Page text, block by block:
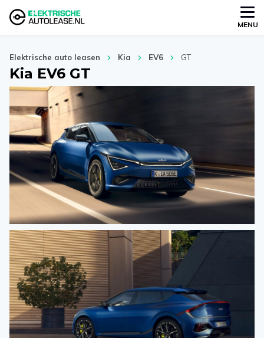
MENU
Elektrische auto leasen Kia EV6 GT
Kia EV6 GT